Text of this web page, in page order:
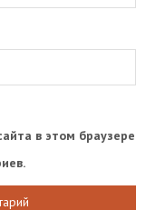
в этом браузере